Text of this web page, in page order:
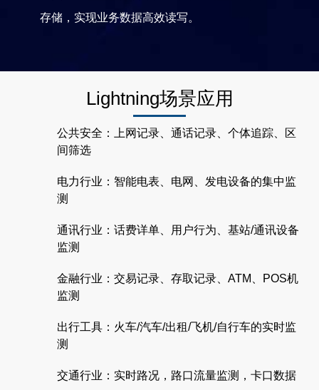
存储，实现业务数据高效读写。
Lightning场景应用
公共安全：上网记录、通话记录、个体追踪、区
间筛选
电力行业：智能电表、电网、发电设备的集中监
测
通讯行业：话费详单、用户行为、基站/通讯设备
监测
金融行业：交易记录、存取记录、ATM、POS机
监测
出行工具：火车/汽车/出租/飞机/自行车的实时监
测
交通行业：实时路况，路口流量监测，卡口数据